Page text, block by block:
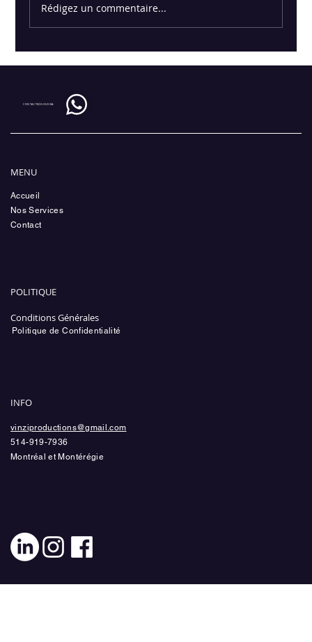
Mon Kit Mobile vs Mon Kit Studio : Les Conseils
Rédigez un commentaire...
CONTACTEZ-NOUS VIA
MENU
Accueil
Nos Services
Contact
POLITIQUE
Conditions Générales
Politique de Confidentialité
INFO
vinziproductions@gmail.com
514-919-7936
Montréal et Montérégie